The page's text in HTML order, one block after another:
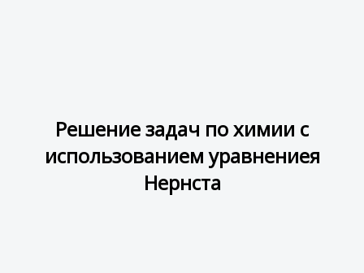
Решение задач по химии с
использованием уравнениея
Нернста